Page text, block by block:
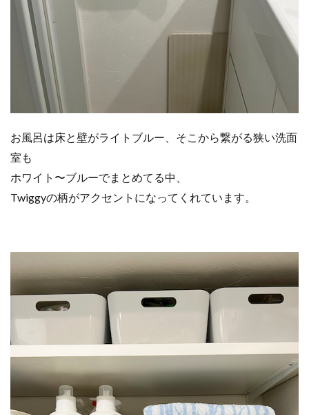
お風呂は床と壁がライトブルー、そこから繋がる狭い洗面
室も
ホワイト〜ブルーでまとめてる中、
Twiggyの柄がアクセントになってくれています。